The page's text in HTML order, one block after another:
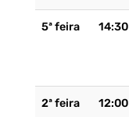
5ª feira 14:30
2ª feira 12:00